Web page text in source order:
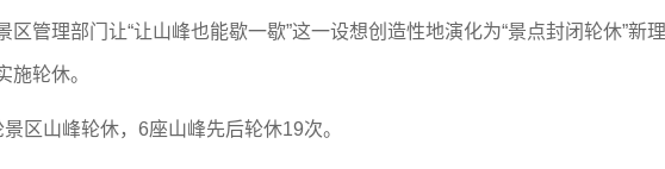
区管理部门让“让山峰也能歇一歇”这一设想创造性地演化为“景点封闭轮休”
施轮休。
山峰轮休，6座山峰先后轮休19次。